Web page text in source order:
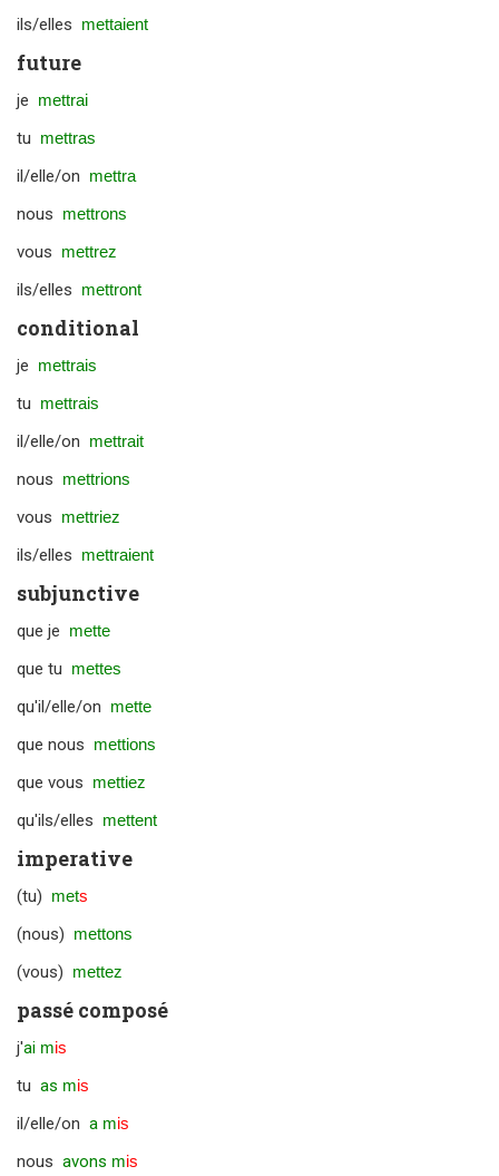
ils/elles mettaient
future
je mettrai
tu mettras
il/elle/on mettra
nous mettrons
vous mettrez
ils/elles mettront
conditional
je mettrais
tu mettrais
il/elle/on mettrait
nous mettrions
vous mettriez
ils/elles mettraient
subjunctive
que je mette
que tu mettes
qu'il/elle/on mette
que nous mettions
que vous mettiez
qu'ils/elles mettent
imperative
(tu) mets
(nous) mettons
(vous) mettez
passé composé
j'ai mis
tu as mis
il/elle/on a mis
nous avons mis